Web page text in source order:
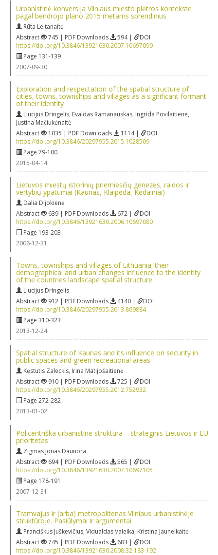
Urbanistinė konversija Vilniaus miesto plėtros kontekste
pagal bendrojo plano 2015 metams sprendinius
Rūta Leitanaitė
Abstract
745 | PDF Downloads 594 |
DOI
https://doi.org/10.3846/13921630.2007.10697099
Page 131-139
2007-09-30
Exploration and respectation of the spatial structure of
cities, towns, townships and villages as a significant formant
of their identity
Liucijus Dringelis, Evaldas Ramanauskas, Ingrida Povilaitienė,
Justina Mačiukėnaitė
Abstract
1035 | PDF Downloads 1114 |
DOI
https://doi.org/10.3846/20297955.2015.1028509
Page 79-100
2015-04-14
Lietuvos miestų istorinių priemiesčių genezės, raidos ir
vertybių ypatumai (Kaunas, Klaipėda, Kėdainiai)
Dalia Dijokienė
Abstract
639 | PDF Downloads 672 |
DOI
https://doi.org/10.3846/13921630.2006.10697080
Page 193-203
2006-12-31
Towns, townships and villages of Lithuania: their
demographical and urban changes influence to the identity
of the countries landscape spatial structure
Liucijus Dringelis
Abstract
912 | PDF Downloads 4140 |
DOI
https://doi.org/10.3846/20297955.2013.869884
Page 310-323
2013-12-24
Spatial structure of Kaunas and its influence on security in
public spaces and green recreational areas
Kęstutis Zaleckis, Irina Matijošaitienė
Abstract
910 | PDF Downloads 725 |
DOI
https://doi.org/10.3846/20297955.2012.752932
Page 272-282
2013-01-02
Policentriška urbanistinė struktūra – strateginis Lietuvos ir EU
prioritetas
Zigmas Jonas Daunora
Abstract
694 | PDF Downloads 565 |
DOI
https://doi.org/10.3846/13921630.2007.10697105
Page 178-191
2007-12-31
Tramvajus ir (arba) metropolitenas Vilniaus urbanistinėje
struktūroje. Pasiūlymai ir argumentai
Pranciškus Juškevičius, Vidualdas Valeika, Kristina Jauneikaitė
Abstract
745 | PDF Downloads 683 |
DOI
https://doi.org/10.3846/13921630.2008.32.183-192